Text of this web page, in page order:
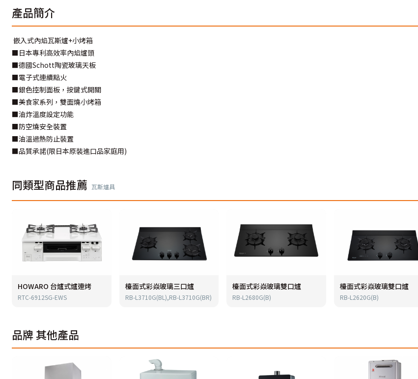
產品簡介
嵌入式內焰瓦斯爐+小烤箱
■日本專利高效率內焰爐頭
■德國Schott陶瓷玻璃天板
■電子式連續點火
■銀色控制面板，按鍵式開關
■美食家系列，雙面燒小烤箱
■油炸溫度設定功能
■防空燒安全裝置
■油溫過熱防止裝置
■品質承諾(限日本原裝進口品家庭用)
同類型商品推薦 瓦斯爐具
HOWARO 台爐式爐連烤
RTC-6912SG-EWS
檯面式彩焱玻璃三口爐
RB-L3710G(BL),RB-L3710G(BR)
檯面式彩焱玻璃雙口爐
RB-L2680G(B)
檯面式彩焱玻璃雙口爐
RB-L2620G(B)
品牌其他產品